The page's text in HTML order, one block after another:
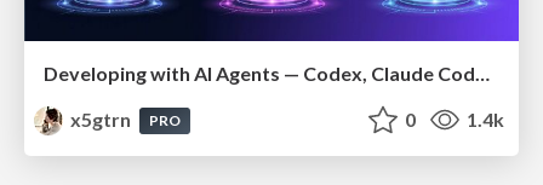
Developing with AI Agents — Codex, Claude Code & Cowork Practical Guide
x5gtrn
PRO 0 1.4k